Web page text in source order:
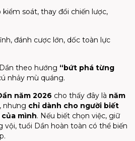
soát, thay đổi chiến lược,
đánh cược lớn, dốc toàn lực
theo hướng “bứt phá từng
nhảy mù quáng.
năm 2026 cho thấy đây là năm
, nhưng chỉ dành cho người biết
mình. Nếu biết chọn việc, giữ
vội, tuổi Dần hoàn toàn có thể biến